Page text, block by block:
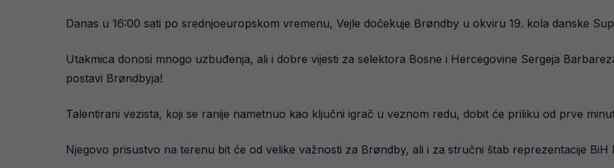
Danas u 16:00 sati po srednjoeuropskom vremenu, Vejle dočekuje Brøndby u okviru 19. kola danske
Utakmica donosi mnogo uzbuđenja, ali i dobre vijesti za selektora Bosne i Hercegovine Sergeja
postavi Brøndbyja!
Talentirani vezista, koji se ranije nametnuo kao ključni igrač u veznom redu, dobit će priliku od prve
Njegovo prisustvo na terenu bit će od velike važnosti za Brøndby, ali i za stručni štab reprezentacije